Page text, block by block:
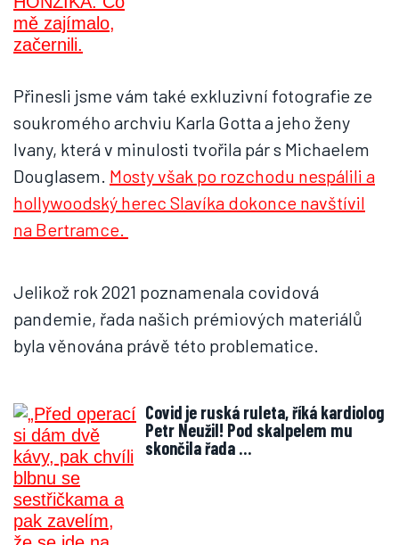
Přinesli jsme vám také exkluzivní fotografie ze
soukromého archviu Karla Gotta a jeho ženy
Ivany, která v minulosti tvořila pár s Michaelem
Douglasem. Mosty však po rozchodu nespálili a
hollywoodský herec Slavíka dokonce navštívil
na Bertramce.
Jelikož rok 2021 poznamenala covidová
pandemie, řada našich prémiových materiálů
byla věnována právě této problematice.
Covid je ruská ruleta, říká kardiolog
Petr Neužil! Pod skalpelem mu
skončila řada …